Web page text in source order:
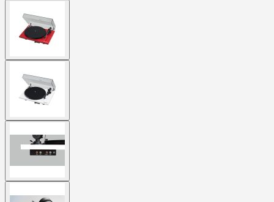
larger
image
larger
image
larger
image
larger